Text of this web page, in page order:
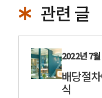
관련 글
2022년 7
배당절
식